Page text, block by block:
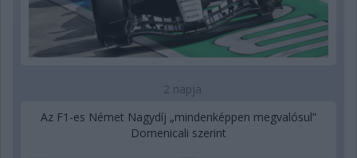
2 napja
Az F1-es Német Nagydíj „mindenképpen megvalósul”
Domenicali szerint